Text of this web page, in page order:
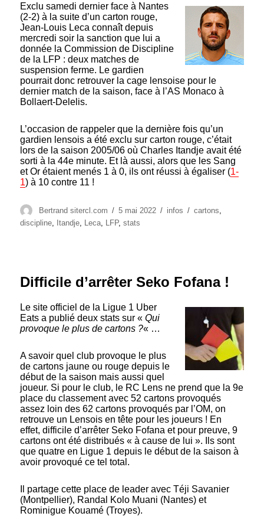
Exclu samedi dernier face à Nantes
(2-2) à la suite d’un carton rouge,
Jean-Louis Leca connaît depuis
mercredi soir la sanction que lui a
donnée la Commission de Discipline
de la LFP : deux matches de
suspension ferme. Le gardien
pourrait donc retrouver la cage lensoise pour le
dernier match de la saison, face à l’AS Monaco à
Bollaert-Delelis.
L’occasion de rappeler que la dernière fois qu’un
gardien lensois a été exclu sur carton rouge, c’était
lors de la saison 2005/06 où Charles Itandje avait été
sorti à la 44e minute. Et là aussi, alors que les Sang
et Or étaient menés 1 à 0, ils ont réussi à égaliser (1-
1) à 10 contre 11 !
Auteur
Bertrand sitercl.com
Publié
le
5 mai 2022 Catégories
infos Étiquettes
cartons
discipline, Itandje, Leca, LFP,stats
Difficile d’arrêter Seko Fofana !
Le site officiel de la Ligue 1 Uber
Eats a publié deux stats sur «Qui
provoque le plus de cartons ?« …
A savoir quel club provoque le plus
de cartons jaune ou rouge depuis le
début de la saison mais aussi quel
joueur. Si pour le club, le RC Lens ne prend que la 9e
place du classement avec 52 cartons provoqués
assez loin des 62 cartons provoqués par l’OM, on
retrouve un Lensois en tête pour les joueurs ! En
effet, difficile d’arrêter Seko Fofana et pour preuve, 9
cartons ont été distribués « à cause de lui ». Ils sont
que quatre en Ligue 1 depuis le début de la saison à
avoir provoqué ce tel total.
Il partage cette place de leader avec Téji Savanier
(Montpellier), Randal Kolo Muani (Nantes) et
Rominigue Kouamé (Troyes).